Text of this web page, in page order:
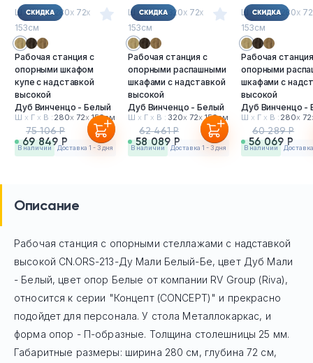
Ш хГхВ : 280х 72х
153см
Рабочая станция с
опорными шкафом
купе с надставкой
высокой
Дуб Винченцо - Белый
Ш х Г х В : 280х 72х 153см
69 849 Р
75 106 Р
в наличии Доставка 1 - 3 дня
Ш хГхВ : 320х 72х
153см
Рабочая станция с
опорными распашными
шкафами с надставкой
высокой
Дуб Винченцо - Белый
Ш х Г х В : 320х 72х 153см
58 089 Р
62 461 Р
в наличии Доставка 1 - 3 дня
Ш хГхВ : 280х 72
153см
Рабочая
опорными
шкафами с
высокой
Дуб Винченцо -
Ш х Г х В : 280х 72
56 069 Р
60 289 Р
в наличии
Описание
Рабочая станция с опорными стеллажами с надставкой
высокой CN.ORS-213-Ду Мали Белый-Бе, цвет Дуб Мали
- Белый, цвет опор Белые от компании RV Group (Riva),
относится к серии "Концепт (CONCEPT)" и прекрасно
подойдет для персонала. У стола Mеталлокаркас, и
форма опор - П-образные. Толщина столешницы 25 мм.
Габаритные размеры: ширина 280 см, глубина 72 см,